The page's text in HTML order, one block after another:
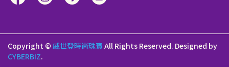
Copyright © 威世登時尚珠寶 All Rights Reserved. Designed by
CYBERBIZ.